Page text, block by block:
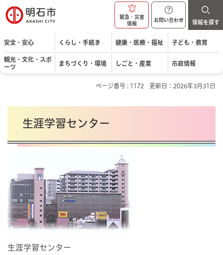
明石市
緊急・災害
情報
お問い合わせ 情報を探す
安全・安心 くらし・手続き 健康・医療・福祉 子ども・教育
観光・文化・スポ
ーツ
まちづくり・環境 しごと・産業 市政情報
ページ番号 : 1172 更新日：2026年3月31日
生涯学習センター
生涯学習センター